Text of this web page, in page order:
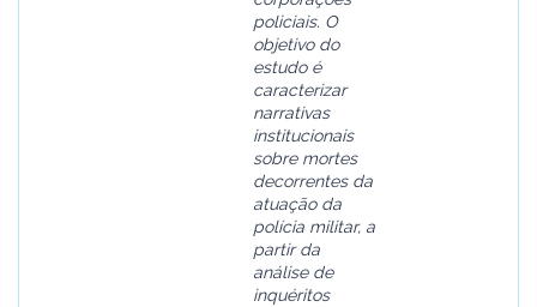
policiais. O
objetivo do
estudo é
caracterizar
narrativas
institucionais
sobre mortes
decorrentes da
atuação da
polícia militar, a
partir da
análise de
inquéritos